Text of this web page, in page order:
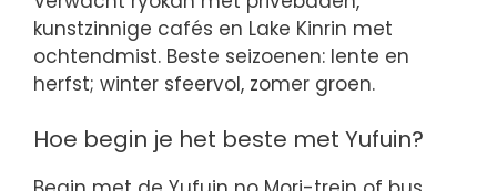
kunstzinnige cafés en Lake Kinrin met
ochtendmist. Beste seizoenen: lente en
herfst; winter sfeervol, zomer groen.
Hoe begin je het beste met Yufuin?